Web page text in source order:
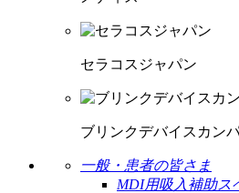
セラコスジャパン
ブリンクデバイスカン
一般・患者の皆さま
MDI用吸入補助ス